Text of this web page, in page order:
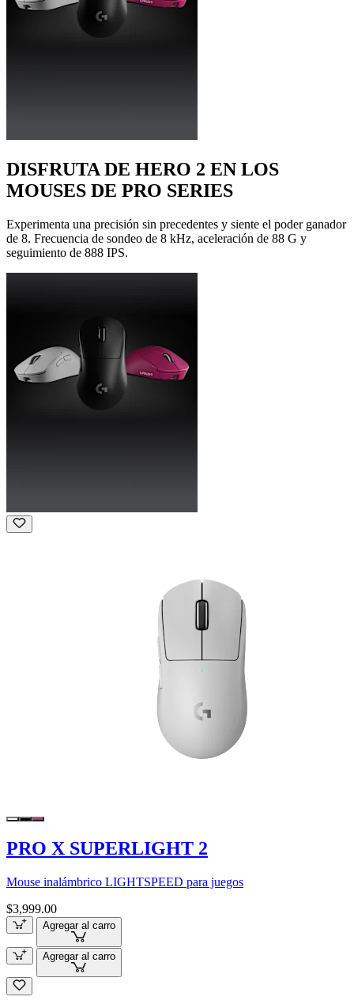
DISFRUTA DE HERO 2 EN LOS
MOUSES DE PRO SERIES
Experimenta una precisión sin precedentes y siente el poder ganador
de 8. Frecuencia de sondeo de 8 kHz, aceleración de 88 G y
seguimiento de 888 IPS.
PRO X SUPERLIGHT 2
Mouse inalámbrico LIGHTSPEED para juegos
$3,999.00
Agregar al carro
Agregar al carro